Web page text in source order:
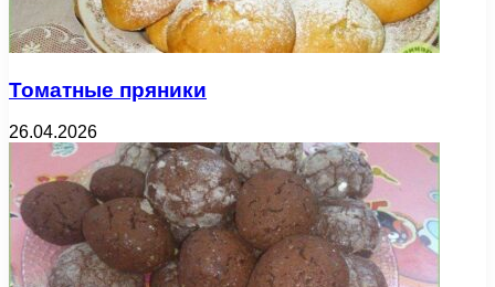
Томатные пряники
26.04.2026